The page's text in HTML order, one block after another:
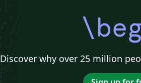
Discover why over 25 million